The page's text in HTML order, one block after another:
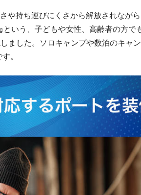
や持ち運びにくさから解放されなが
いう、子どもや女性、高齢者の方で
ました。ソロキャンプや数泊のキャ
。